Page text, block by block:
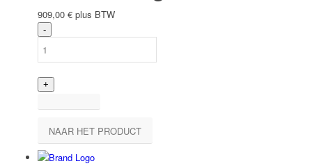
909,00 € plus BTW
NAAR HET PRODUCT